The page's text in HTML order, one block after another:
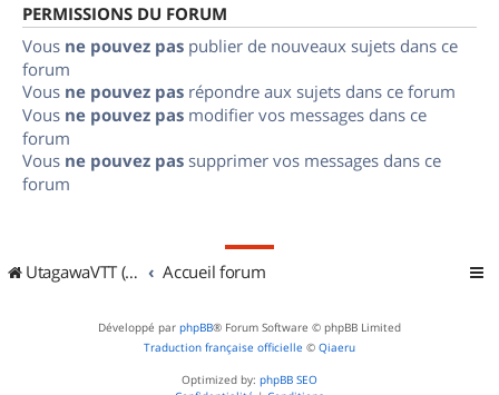
PERMISSIONS DU FORUM
Vous ne pouvez pas publier de nouveaux sujets dans ce
forum
Vous ne pouvez pas répondre aux sujets dans ce forum
Vous ne pouvez pas modifier vos messages dans ce
forum
Vous ne pouvez pas supprimer vos messages dans ce
forum
UtagawaVTT (Randos VTT et VTTAE avec traces GPS) Accueil forum
Développé par phpBB® Forum Software © phpBB Limited
Traduction française officielle © Qiaeru
Optimized by: phpBB SEO